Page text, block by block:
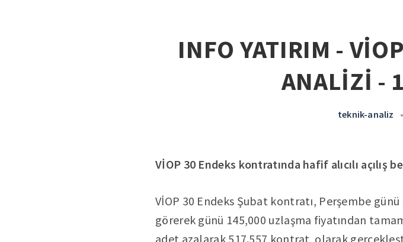
INFO YATIRIM -
ANALİZİ -
teknik-analiz •
VİOP 30 Endeks kontratında hafif alıcılı açılış
VİOP 30 Endeks Şubat kontratı, Perşembe
görerek günü 145,000 uzlaşma fiyatından
adet azalarak 517.557 kontrat olarak